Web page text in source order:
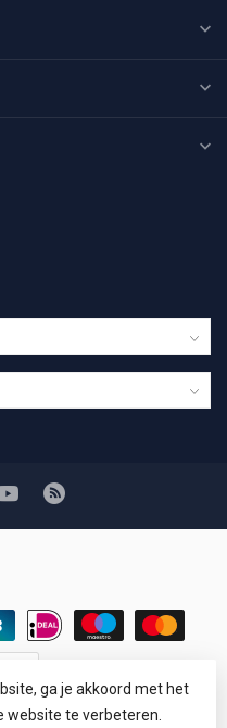
Cosmetics® Hail pro®
ga je akkoord met het
website te verbeteren.